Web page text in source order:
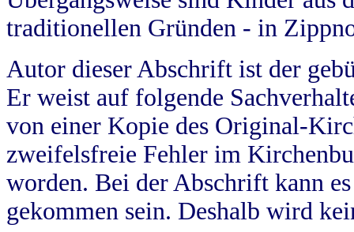
traditionellen Gründen - in
Autor dieser Abschrift ist der
Er weist auf folgende
von einer Kopie des Original-
zweifelsfreie Fehler im
worden. Bei der Abschrift kann
gekommen sein. Deshalb wird